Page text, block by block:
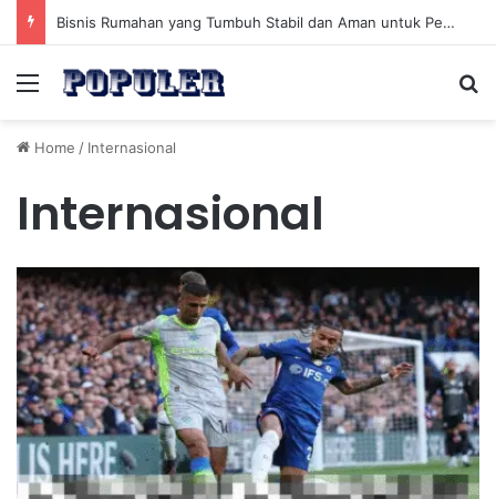
Bisnis Rumahan yang Tumbuh Stabil dan Aman untuk Pendapatan Jangka Panjang
Menu
Home / Internasional
Internasional